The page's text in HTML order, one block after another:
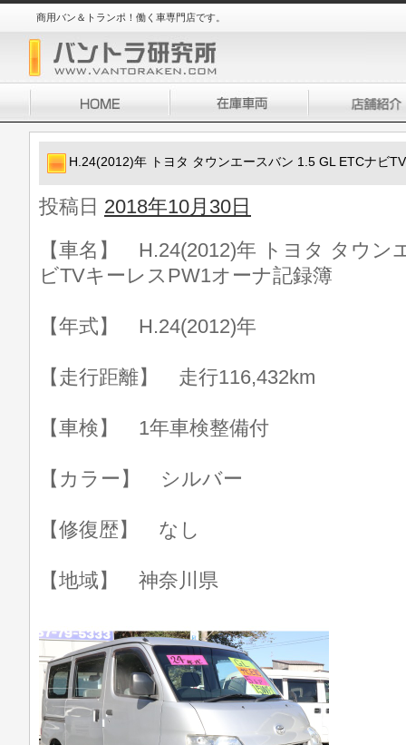
商用バン＆トランポ！働く車専門店です。
H.24(2012)年 トヨタ タウンエースバン 1.5 GL ETCナビ
投稿日 2018年10月30日
【車名】 H.24(2012)年 トヨタ タウン
ビTVキーレスPW1オーナ記録簿
【年式】 H.24(2012)年
【走行距離】 走行116,432km
【車検】 1年車検整備付
【カラー】 シルバー
【修復歴】 なし
【地域】 神奈川県